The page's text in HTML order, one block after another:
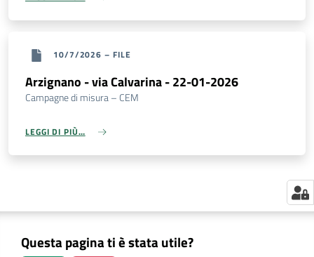
10/7/2026 – FILE
Arzignano - via Calvarina - 22-01-2026
Campagne di misura – CEM
LEGGI DI PIÙ…
Questa pagina ti è stata utile?